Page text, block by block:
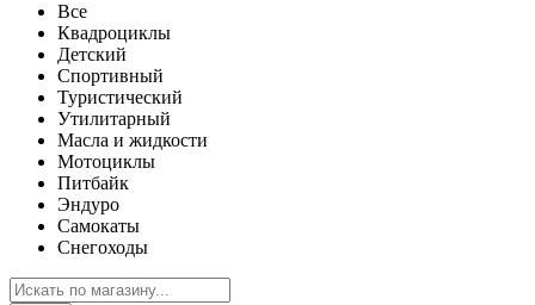
Все
Квадроциклы
Детский
Спортивный
Туристический
Утилитарный
Масла и жидкости
Мотоциклы
Питбайк
Эндуро
Самокаты
Снегоходы